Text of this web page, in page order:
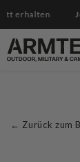
Jetzt bestellen
← Zurück zum